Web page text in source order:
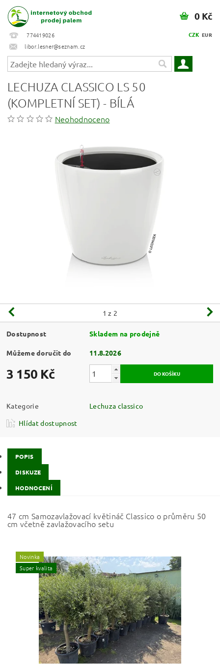
774419026
libor.lesner@seznam.cz
CZK EUR
0 Kč
LECHUZA CLASSICO LS 50
(KOMPLETNÍ SET) - BÍLÁ
Neohodnoceno
1 z 2
Dostupnost Skladem na prodejně
Můžeme doručit do 11.8.2026
3 150 Kč
Kategorie
Lechuza classico
Hlídat dostupnost
POPIS
DISKUZE
HODNOCENÍ
47 cm Samozavlažovací květináč Classico o průměru 50
cm včetně zavlažovacího setu
Novinka
Super kvalita